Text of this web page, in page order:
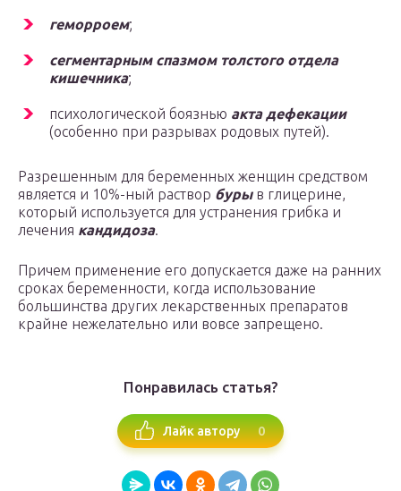
геморроем;
сегментарным спазмом толстого отдела
кишечника;
психологической боязнью акта дефекации
(особенно при разрывах родовых путей).
Разрешенным для беременных женщин средством
является и 10%-ный раствор бурыв глицерине,
который используется для устранения грибка и
лечения кандидоза.
Причем применение его допускается даже на ранних
сроках беременности, когда использование
большинства других лекарственных препаратов
крайне нежелательно или вовсе запрещено.
Понравилась статья?
Лайк автору 0